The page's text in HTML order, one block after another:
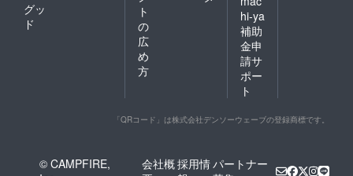
グッ
ド
ト
の
広
め
方
hi-ya
補助
金申
請サ
ポー
ト
「QRコード」は株式会社デンソーウェーブの登録商標です。
© CAMPFIRE,
会社概採用情パートナー